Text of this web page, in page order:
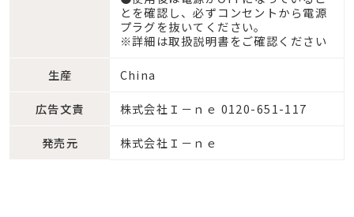
とを確認し、必ずコンセントから電源
プラグを抜いてください。
※詳細は取扱説明書をご確認ください
生産 China
広告文責 株式会社Ｉ－ｎｅ 0120-651-117
発売元 株式会社Ｉ－ｎｅ